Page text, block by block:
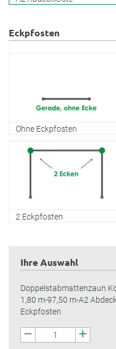
Eckpfosten
Ohne Eckpfosten
2 Eckpfosten
Ihre Auswahl
Doppelstabmattenzaun
1,80 m-97,50 m-A2
Eckpfosten